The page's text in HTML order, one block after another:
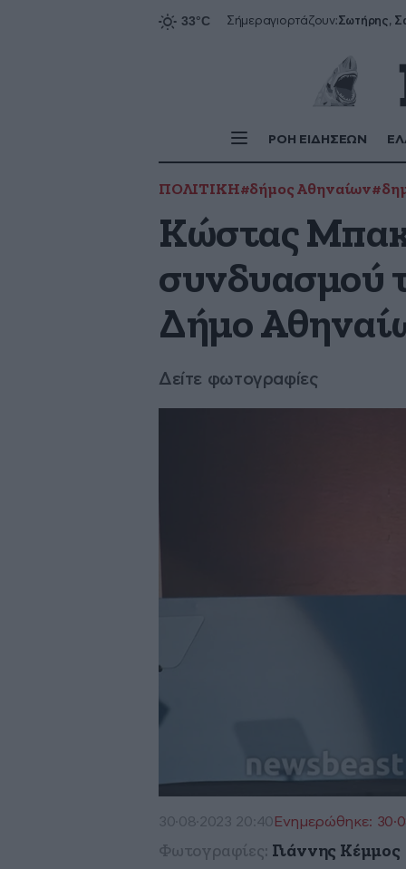
Σήμεραγιορτάζουν:
ΡΟΗ ΕΙΔΗΣΕΩΝ
ΠΟΛΙΤΙΚΗ#δήμος Αθηναίων
Κώστας
συνδυασμού
Δήμο
Δείτε φωτογραφίες
30·08·2023 20:40 Ενημερώθηκε:
Φωτογραφίες: Γιάννης Κέμμος